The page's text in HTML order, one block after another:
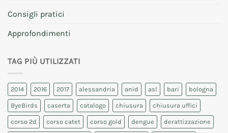
Consigli pratici
Approfondimenti
TAG PIÙ UTILIZZATI
2014 2016 2017 alessandria anid asl bari bologna
ByeBirds caserta catalogo chiusura chiusura uffici
corso 2d corso catet corso gold dengue derattizzazione